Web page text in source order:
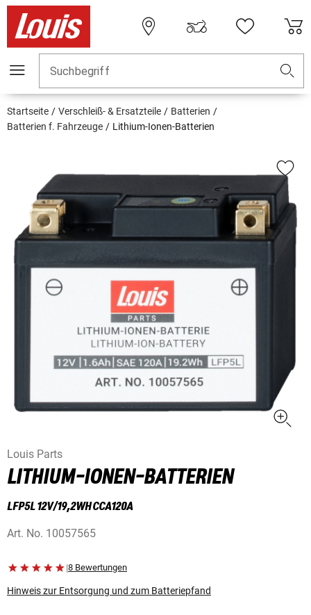
Suchbegriff
Startseite Verschleiß- & Ersatzteile
Batterien
Batterien f. Fahrzeuge
Lithium-Ionen-Batterien
Louis Parts
LITHIUM-IONEN-BATTERIEN
LFP5L 12V/19,2WH CCA120A
Art. No. 10057565
|8 Bewertungen
Hinweis zur Entsorgung und zum Batteriepfand